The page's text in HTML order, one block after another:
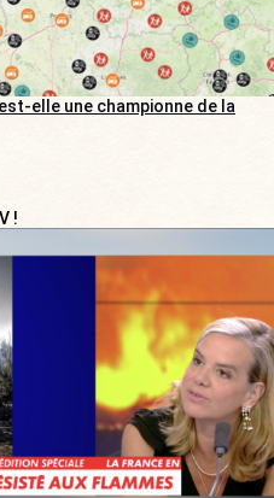
elle une championne de la
!